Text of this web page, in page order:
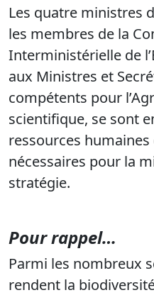
Les quatre ministres
les membres de la
Interministérielle de
aux Ministres et
compétents pour
scientifique, se sont
ressources
nécessaires pour la
stratégie.
Pour rappel…
Parmi les nombreux
rendent la